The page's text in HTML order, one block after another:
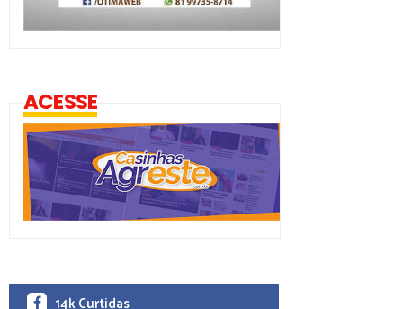
ACESSE
14k Curtidas